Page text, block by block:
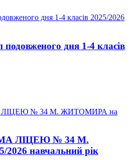
дня 1-4 класів
ЛІЦЕЮ № 34 М.
навчальний рік